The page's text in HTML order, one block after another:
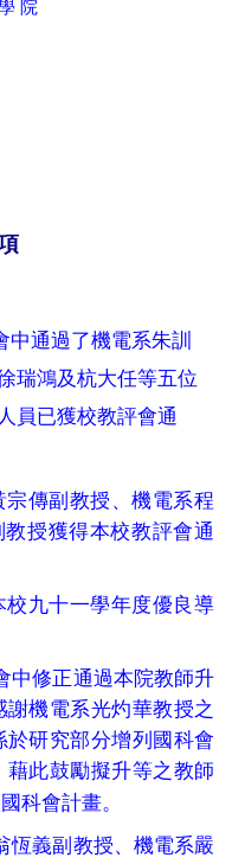
院
中通過了機電系朱訓
瑞鴻及杭大任等五位
員已獲校教評會通
傳副教授、機電系程
授獲得本校教評會通
九十一學年度優良導
中修正通過本院教師升
機電系光灼華教授之
研究部分增列國科會
此鼓勵擬升等之教師
科會計畫。
恆義副教授、機電系嚴